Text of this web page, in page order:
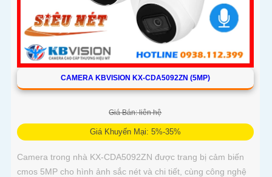
CAMERA KBVISION KX-CDA5092ZN (5MP)
Giá Bán: liên hệ
Giá Khuyến Mại: 5%-35%
Camera trong nhà KX-CDA5092ZN được trang bị cảm biến
cmos 5MP cho hình ảnh sắc nét và chi tiết, cùng công nghệ